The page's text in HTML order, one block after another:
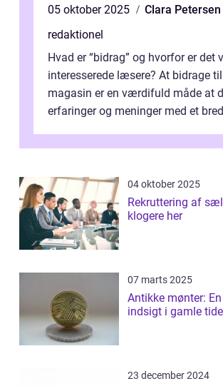
05 oktober 2025
Clara Petersen
redaktionel
Hvad er “bidrag” og hvorfor er det
interesserede læsere? At bidrage
magasin er en værdifuld måde at
erfaringer og meninger med et
04 oktober 2025
Rekruttering af
klogere her
07 marts 2025
Antikke mønter:
indsigt i gamle
23 december 2024